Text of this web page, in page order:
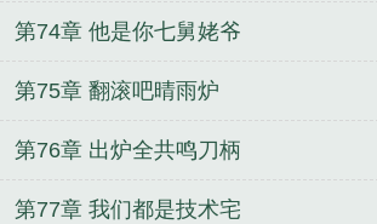
第74章 他是你七舅姥爷
第75章 翻滚吧晴雨炉
第76章 出炉全共鸣刀柄
第77章 我们都是技术宅